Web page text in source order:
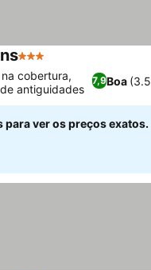
3 Estrelas
7,9Boa
cobertura,
antiguidades
para ver os preços exatos.